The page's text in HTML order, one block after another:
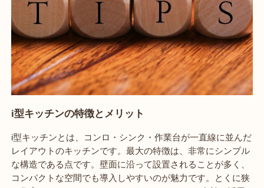
i型キッチンの特徴とメリット
i型キッチンとは、コンロ・シンク・作業台が一直線に並んだ
レイアウトのキッチンです。最大の特徴は、非常にシンプル
な構造である点です。壁面に沿って設置されることが多く、
コンパクトな空間でも導入しやすいのが魅力です。とくに狭